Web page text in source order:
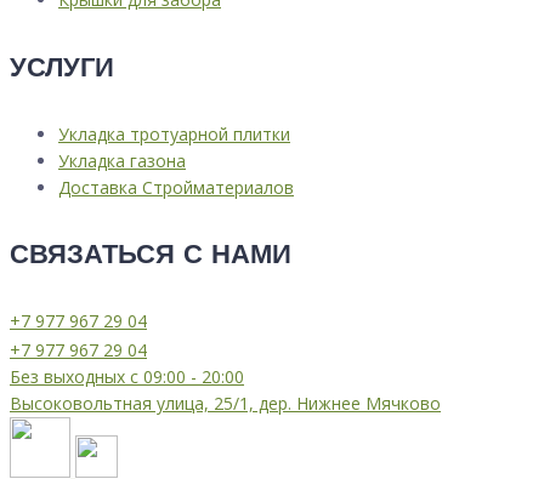
УСЛУГИ
Укладка тротуарной плитки
Укладка газона
Доставка Стройматериалов
СВЯЗАТЬСЯ С НАМИ
⁦+7 977 967 29 04
⁦+7 977 967 29 04
Без выходных с 09:00 - 20:00
Высоковольтная улица, 25/1, дер. Нижнее Мячково